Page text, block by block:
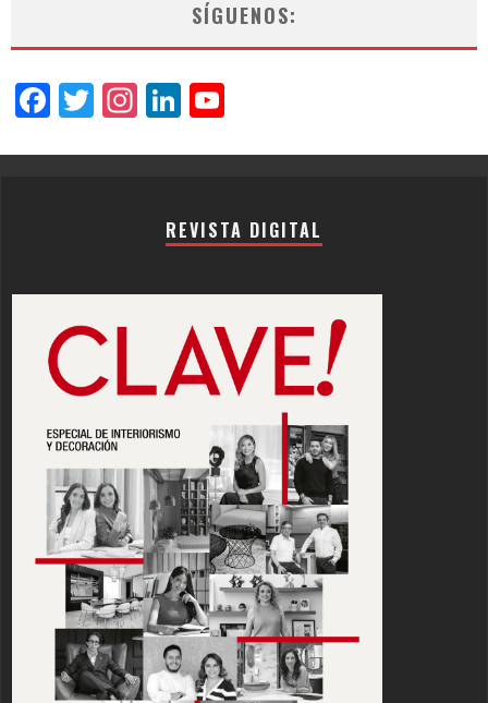
SÍGUENOS:
Facebook
Twitter
Instagram
LinkedIn
REVISTA DIGITAL